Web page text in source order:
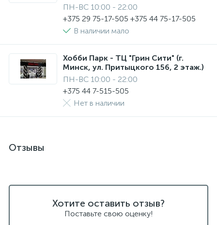
ПН-ВС 10:00 - 22:00
+375 29 75-17-505 +375 44 75-17-505
В наличии мало
Хобби Парк - ТЦ "Грин Сити" (г.
Минск, ул. Притыцкого 156, 2 этаж.)
ПН-ВС 10:00 - 22:00
+375 44 7-515-505
Нет в наличии
Отзывы
Хотите оставить отзыв?
Поставьте свою оценку!